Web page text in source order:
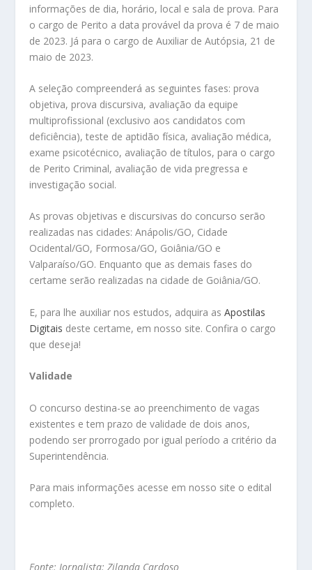
informações de dia, horário, local e sala de prova. Para
o cargo de Perito a data provável da prova é 7 de maio
de 2023. Já para o cargo de Auxiliar de Autópsia, 21 de
maio de 2023.
A seleção compreenderá as seguintes fases: prova
objetiva, prova discursiva, avaliação da equipe
multiprofissional (exclusivo aos candidatos com
deficiência), teste de aptidão física, avaliação médica,
exame psicotécnico, avaliação de títulos, para o cargo
de Perito Criminal, avaliação de vida pregressa e
investigação social.
As provas objetivas e discursivas do concurso serão
realizadas nas cidades: Anápolis/GO, Cidade
Ocidental/GO, Formosa/GO, Goiânia/GO e
Valparaíso/GO. Enquanto que as demais fases do
certame serão realizadas na cidade de Goiânia/GO.
E, para lhe auxiliar nos estudos, adquira asApostilas
Digitais deste certame, em nosso site. Confira o cargo
que deseja!
Validade
O concurso destina-se ao preenchimento de vagas
existentes e tem prazo de validade de dois anos,
podendo ser prorrogado por igual período a critério da
Superintendência.
Para mais informações acesse em nosso site o edital
completo.
Fonte: Jornalista: Zilanda Cardoso